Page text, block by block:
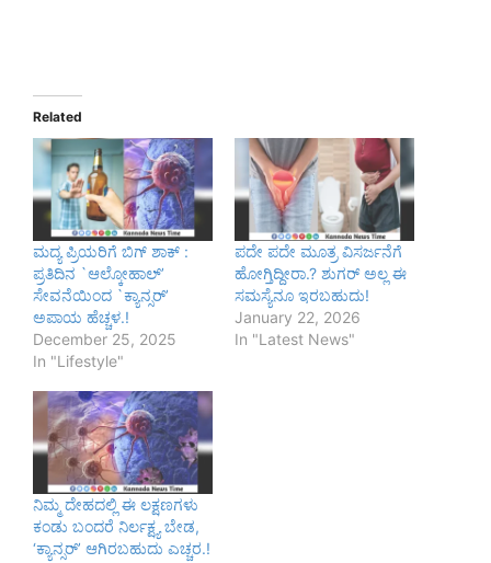
Related
ಮದ್ಯ ಪ್ರಿಯರಿಗೆ ಬಿಗ್ ಶಾಕ್ :
ಪ್ರತಿದಿನ `ಆಲ್ಕೋಹಾಲ್’
ಸೇವನೆಯಿಂದ `ಕ್ಯಾನ್ಸರ್’
ಅಪಾಯ ಹೆಚ್ಚಳ.!
December 25, 2025
In "Lifestyle"
ಪದೇ ಪದೇ ಮೂತ್ರ ವಿಸರ್ಜನೆಗೆ
ಹೋಗ್ತಿದ್ದೀರಾ.? ಶುಗರ್ ಅಲ್ಲ ಈ
ಸಮಸ್ಯೆನೂ ಇರಬಹುದು!
January 22, 2026
In "Latest News"
ನಿಮ್ಮ ದೇಹದಲ್ಲಿ ಈ ಲಕ್ಷಣಗಳು
ಕಂಡು ಬಂದರೆ ನಿರ್ಲಕ್ಷ್ಯ ಬೇಡ,
‘ಕ್ಯಾನ್ಸರ್’ ಆಗಿರಬಹುದು ಎಚ್ಚರ.!